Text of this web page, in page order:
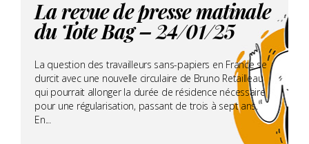
La revue de presse matinale
du Tote Bag – 24/01/25
La question des travailleurs sans-papiers en France se
durcit avec une nouvelle circulaire de Bruno Retailleau
qui pourrait allonger la durée de résidence nécessaire
pour une régularisation, passant de trois à sept ans.
En...